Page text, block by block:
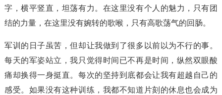
字，横平竖直，坦荡有力。在这里没有个人的魅力，只有团
结的力量，在这里没有婉转的歌喉，只有高歌荡气的回肠。
军训的日子虽苦，但却让我做到了很多以前以为不行的事。
每天的军姿站立，我只觉得时间已不再是时间，纵然双眼酸
痛却换得一身挺直。每次的坚持到底都会让我有超越自己的
感受。如果没有这种训练，我都不知道片刻的休息也会成为